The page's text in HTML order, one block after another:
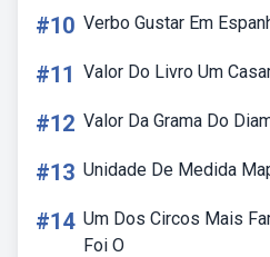
#10 Verbo Gustar Em
#11 Valor Do Livro Um
#12 Valor Da Grama Do
#13 Unidade De Medida
#14 Um Dos Circos Mais
Foi O